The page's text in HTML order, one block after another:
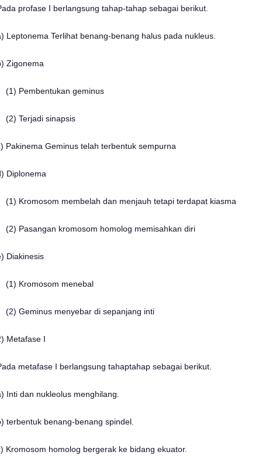
profase I berlangsung tahap-tahap sebagai berikut.
Leptonema Terlihat benang-benang halus pada nukleus.
Zigonema
Pembentukan geminus
Terjadi sinapsis
Pakinema Geminus telah terbentuk sempurna
Diplonema
Kromosom membelah dan menjauh tetapi terdapat kiasma
Pasangan kromosom homolog memisahkan diri
Diakinesis
Kromosom menebal
Geminus menyebar di sepanjang inti
Metafase I
metafase I berlangsung tahaptahap sebagai berikut.
Inti dan nukleolus menghilang.
terbentuk benang-benang spindel.
Kromosom homolog bergerak ke bidang ekuator.